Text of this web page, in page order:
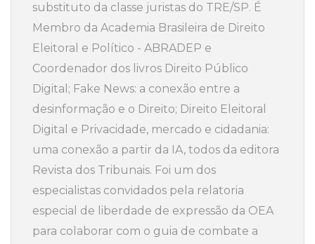
substituto da classe juristas do TRE/SP. É
Membro da Academia Brasileira de Direito
Eleitoral e Político - ABRADEP e
Coordenador dos livros Direito Público
Digital; Fake News: a conexão entre a
desinformação e o Direito; Direito Eleitoral
Digital e Privacidade, mercado e cidadania:
uma conexão a partir da IA, todos da editora
Revista dos Tribunais. Foi um dos
especialistas convidados pela relatoria
especial de liberdade de expressão da OEA
para colaborar com o guia de combate a